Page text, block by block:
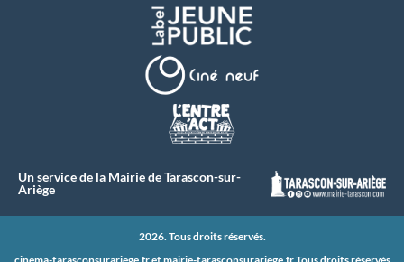
Un service de la Mairie de Tarascon-sur-
Ariège
2026. Tous droits réservés.